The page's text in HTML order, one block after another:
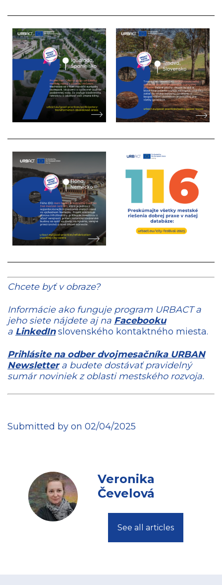
Chcete byť v obraze?
Informácie ako funguje program URBACT a
jeho siete nájdete aj na Facebooku
a LinkedInslovenského kontaktného miesta.
Prihlásite na odber dvojmesačníka URBAN
Newslettera budete dostávať pravidelný
sumár noviniek z oblasti mestského rozvoja.
Submitted by on 02/04/2025
Veronika
Čevelová
See all articles